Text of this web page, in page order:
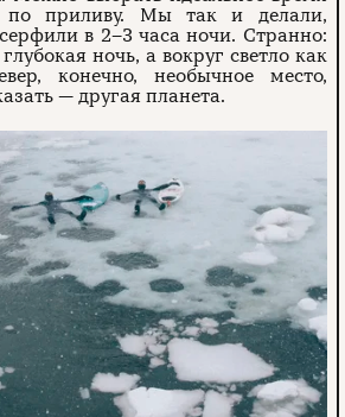
по приливу. Мы так и делали,
в 2–3 часа ночи. Странно:
ночь, а вокруг светло как
конечно, необычное место,
— другая планета.